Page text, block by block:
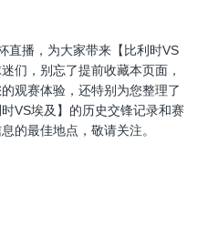
直播，为大家带来【比利时VS
们，别忘了提前收藏本页面，
观赛体验，还特别为您整理了
VS埃及】的历史交锋记录和赛
的最佳地点，敬请关注。